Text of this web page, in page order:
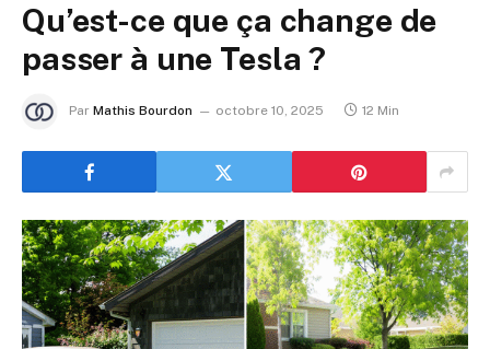
Qu’est-ce que ça change de
passer à une Tesla ?
Par Mathis Bourdon octobre 10, 2025 12 Min